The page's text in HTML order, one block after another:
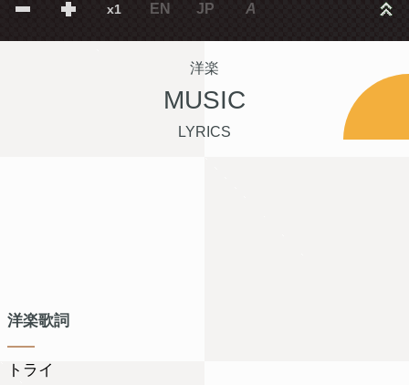
x1 EN JP A
洋楽
MUSIC
LYRICS
洋楽歌詞
トライ